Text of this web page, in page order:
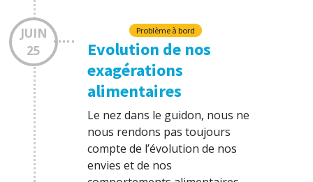
JUIN
25
Problème à bord
Evolution de nos
exagérations
alimentaires
Le nez dans le guidon, nous ne
nous rendons pas toujours
compte de l’évolution de nos
envies et de nos